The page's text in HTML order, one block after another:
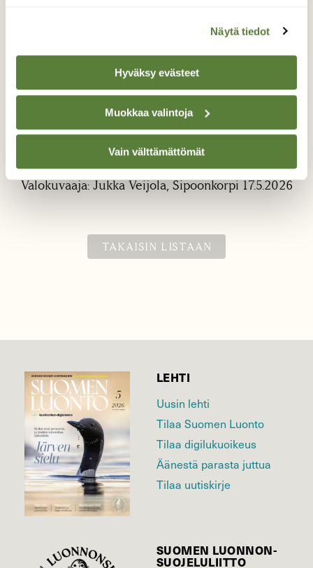
Näytä tiedot
Hyväksy evästeet
Muokkaa valintoja
Vain välttämättömät
Kangasperhonen
Luontoretkellä Sipoonkorvessa
Valokuvaaja: Jukka Veijola, Sipoonkorpi 17.5.2026
TAKAISIN LISTAAN
LEHTI
Uusin lehti
Tilaa Suomen Luonto
Tilaa digilukuoikeus
Äänestä parasta juttua
Tilaa uutiskirje
SUOMEN LUONNON­
SUOJELU­LIITTO